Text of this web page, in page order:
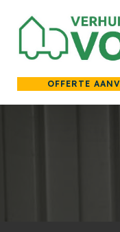
OFFERTE